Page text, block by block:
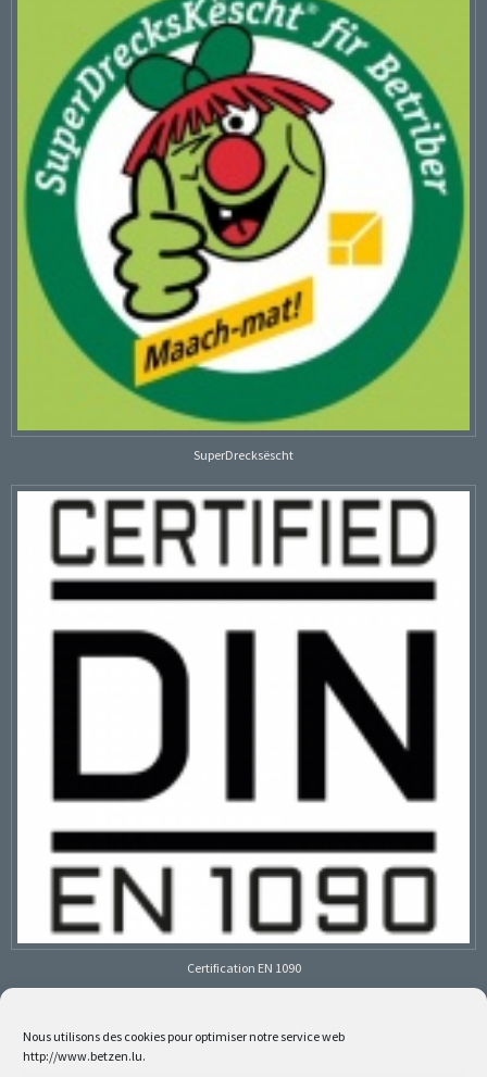
Nous utilisons des cookies pour optimiser notre service web
http://www.betzen.lu.
SuperDrecksëscht
Certification EN 1090
Follow us on social media